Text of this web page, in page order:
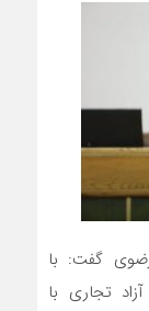
گفت: با
تجاری با